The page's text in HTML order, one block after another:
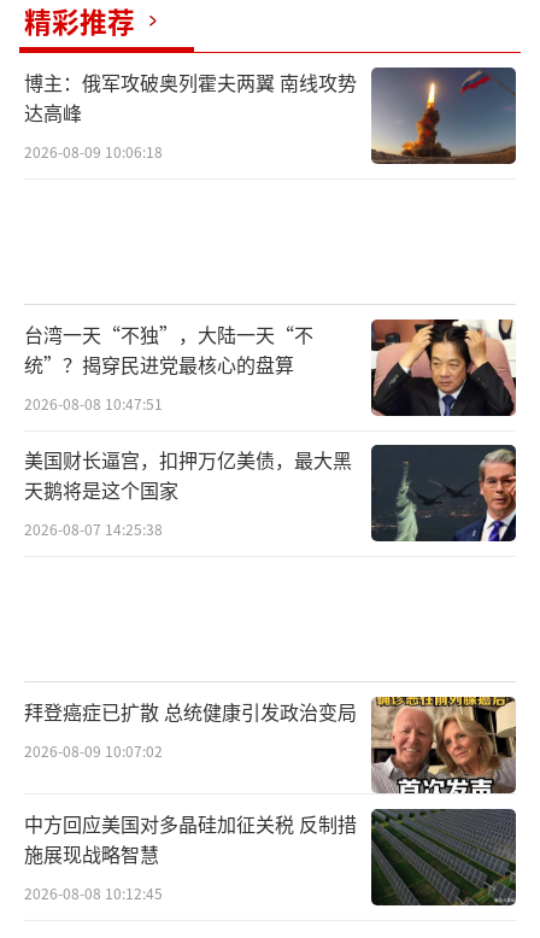
精彩推荐
博主：俄军攻破奥列霍夫两翼 南线攻势
达高峰
2026-08-09 10:06:18
台湾一天“不独”，大陆一天“不
统”？揭穿民进党最核心的盘算
2026-08-08 10:47:51
美国财长逼宫，扣押万亿美债，最大黑
天鹅将是这个国家
2026-08-07 14:25:38
拜登癌症已扩散 总统健康引发政治变局
2026-08-09 10:07:02
中方回应美国对多晶硅加征关税 反制措
施展现战略智慧
2026-08-08 10:12:45